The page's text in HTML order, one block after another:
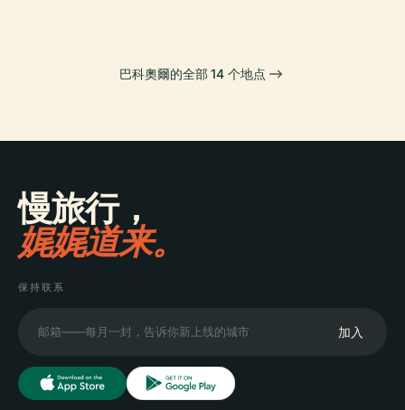
巴科奧爾的全部 14 个地点
慢旅行，
娓娓道来。
保持联系
加入